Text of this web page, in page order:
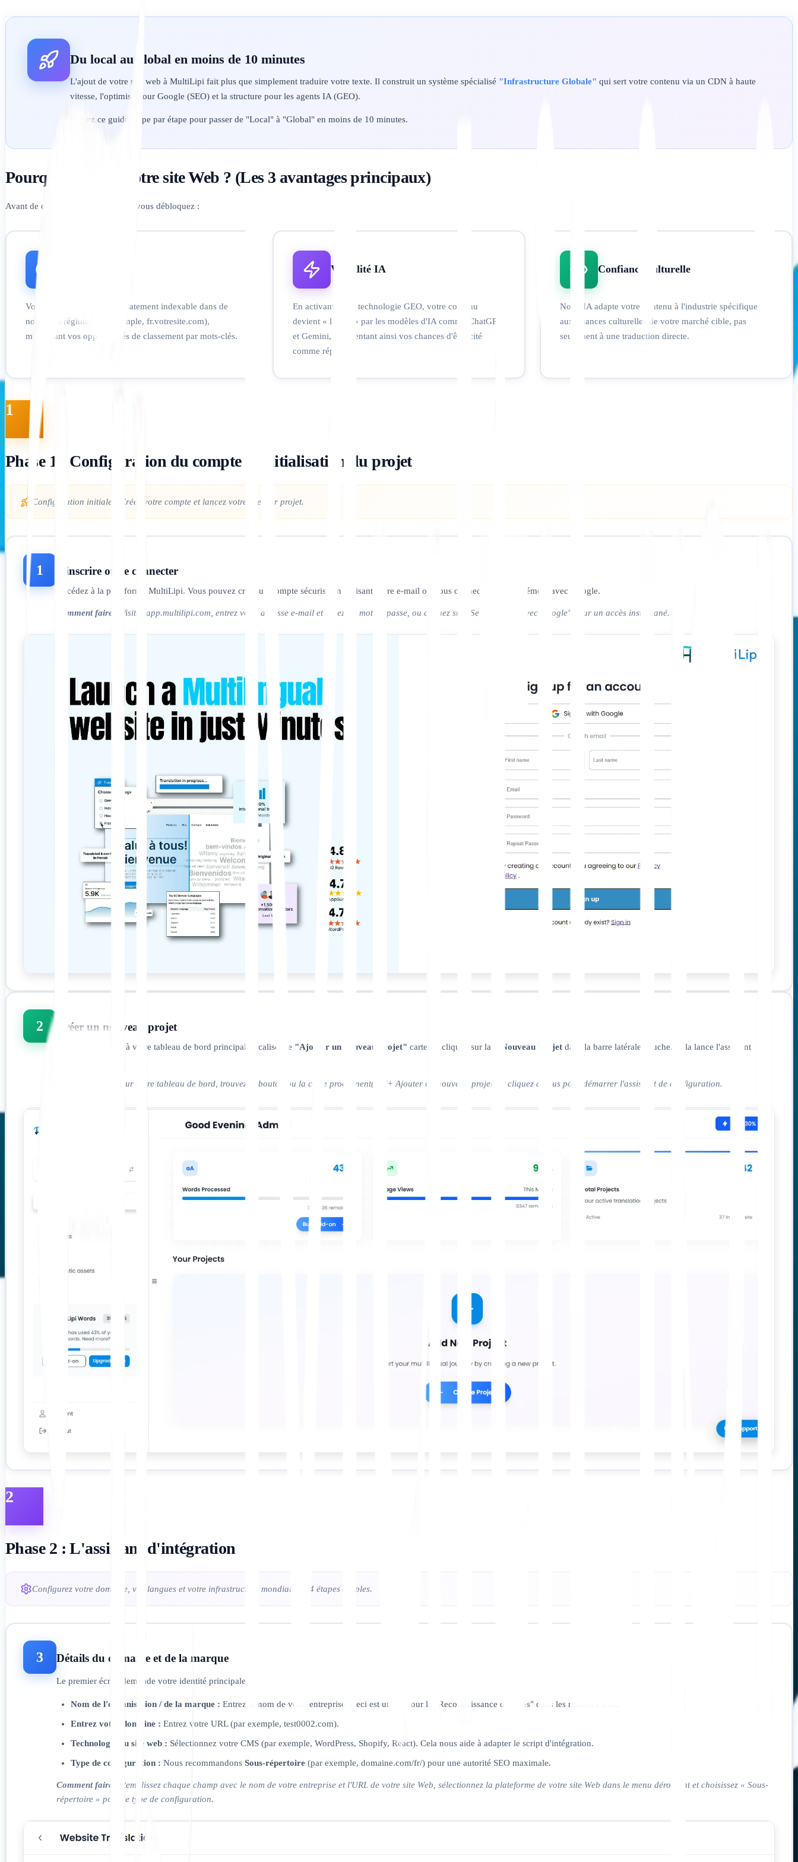
Du local au global en moins de 10 minutes
L'ajout de votre site web à MultiLipi fait plus que simplement traduire votre texte. Il construit un système spécialisé "Infrastructure Globale" qui sert votre contenu via un CDN à haute
vitesse, l'optimise pour Google (SEO) et la structure pour les agents IA (GEO).
Suivez ce guide étape par étape pour passer de "Local" à "Global" en moins de 10 minutes.
Pourquoi ajouter votre site Web ? (Les 3 avantages principaux)
Avant de commencer, voici ce que vous débloquez :
Votre site deviendra immédiatement indexable dans de
nouvelles régions (par exemple, fr.votresite.com),
multipliant vos opportunités de classement par mots-clés.
Visibilité IA
En activant notre technologie GEO, votre contenu
devient « lisible » par les modèles d'IA comme ChatGPT
et Gemini, augmentant ainsi vos chances d'être cité
comme réponse.
Confiance culturelle
Notre IA adapte votre contenu à l'industrie spécifique et
aux nuances culturelles de votre marché cible, pas
seulement à une traduction directe.
1
Phase 1 : Configuration du compte et initialisation du projet
Configuration initiale : Créez votre compte et lancez votre premier projet.
1 S'inscrire ou se connecter
Accédez à la plateforme MultiLipi. Vous pouvez créer un compte sécurisé en utilisant votre e-mail ou vous connecter instantanément avec Google.
Comment faire : Visitez app.multilipi.com, entrez votre adresse e-mail et créez un mot de passe, ou cliquez sur "Se connecter avec Google" pour un accès instantané.
2 Créer un nouveau projet
Une fois connecté à votre tableau de bord principal, localisez le "Ajouter un nouveau projet" carte ou cliquez sur la + Nouveau Projet dans la barre latérale gauche. Cela lance l'assistant
Sur votre tableau de bord, trouvez le bouton ou la carte proéminent(e) "+ Ajouter un nouveau projet" et cliquez dessus pour démarrer l'assistant de configuration.
2
Phase 2 : L'assistant d'intégration
Configurez votre domaine, vos langues et votre infrastructure mondiale en 4 étapes simples.
3 Détails du domaine et de la marque
Le premier écran demande votre identité principale :
Nom de l'organisation / de la marque : Entrez le nom de votre entreprise. Ceci est utilisé pour la "Reconnaissance d'entités" dans les modèles d'IA.
Entrez votre domaine : Entrez votre URL (par exemple, test0002.com).
Technologie du site web : Sélectionnez votre CMS (par exemple, WordPress, Shopify, React). Cela nous aide à adapter le script d'intégration.
Type de configuration : Nous recommandons Sous-répertoire (par exemple, domaine.com/fr/) pour une autorité SEO maximale.
Comment faire :
Remplissez chaque champ avec le nom de votre entreprise et l'URL de votre site Web, sélectionnez la plateforme de votre site Web dans le menu déroulant et choisissez « Sous-
répertoire » pour le type de configuration.